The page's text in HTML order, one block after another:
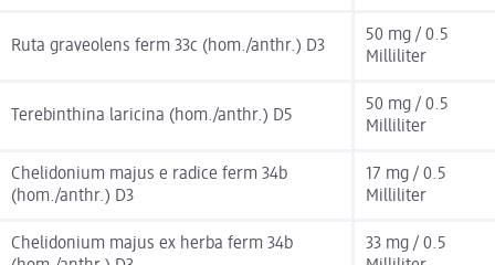
Ruta graveolens ferm 33c (hom./anthr.) D3
50 mg / 0.5
Milliliter
Terebinthina laricina (hom./anthr.) D5
50 mg / 0.5
Milliliter
Chelidonium majus e radice ferm 34b
(hom./anthr.) D3
17 mg / 0.5
Milliliter
Chelidonium majus ex herba ferm 34b
33 mg / 0.5